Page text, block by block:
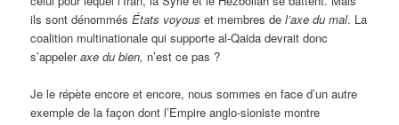
ils sont dénommés États voyous et membres del’axe du mal. La
coalition multinationale qui supporte al-Qaida devrait donc
s’appeleraxe du bien, n’est ce pas ?
Je le répète encore et encore, nous sommes en face d’un autre
exemple de la façon dont l’Empire anglo-sioniste montre